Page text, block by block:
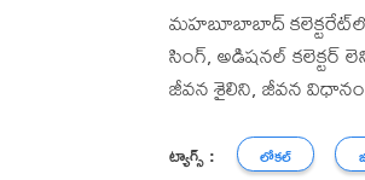
మహబూబాబాద్ కలెక్టరేట్‌లో
సింగ్, అడిషనల్ కలెక్టర్
జీవన శైలిని, జీవన విధానం
ట్యాగ్స్ : లోకల్